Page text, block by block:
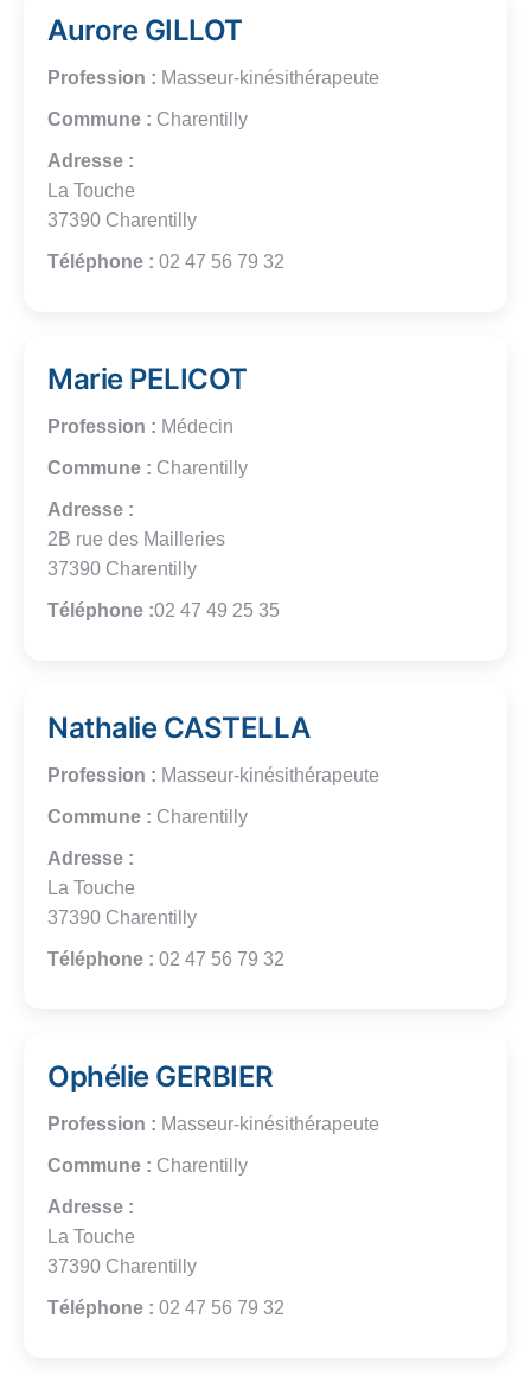
Aurore GILLOT
Profession : Masseur-kinésithérapeute
Commune : Charentilly
Adresse :
La Touche
37390 Charentilly
Téléphone : 02 47 56 79 32
Marie PELICOT
Profession : Médecin
Commune : Charentilly
Adresse :
2B rue des Mailleries
37390 Charentilly
Téléphone :02 47 49 25 35
Nathalie CASTELLA
Profession : Masseur-kinésithérapeute
Commune : Charentilly
Adresse :
La Touche
37390 Charentilly
Téléphone : 02 47 56 79 32
Ophélie GERBIER
Profession : Masseur-kinésithérapeute
Commune : Charentilly
Adresse :
La Touche
37390 Charentilly
Téléphone : 02 47 56 79 32